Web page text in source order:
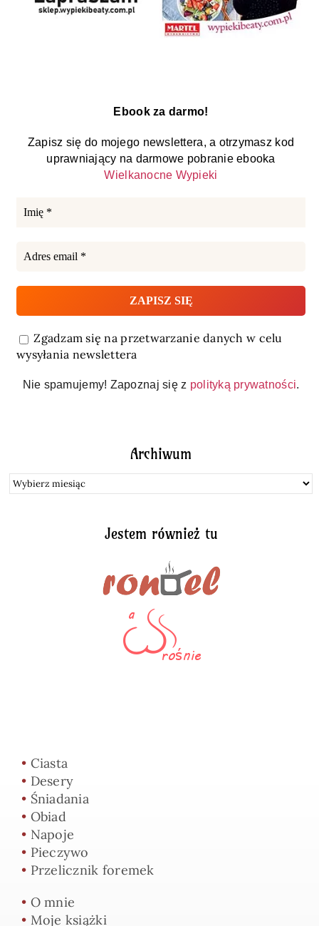
Ebook za darmo!
Zapisz się do mojego newslettera, a otrzymasz kod
uprawniający na darmowe pobranie ebooka
Wielkanocne Wypieki
Zgadzam się na przetwarzanie danych w celu
wysyłania newslettera
Nie spamujemy! Zapoznaj się z polityką prywatności.
Archiwum
Archiwum
Jestem również tu
• Ciasta
• Desery
• Śniadania
• Obiad
• Napoje
• Pieczywo
• Przelicznik foremek
• O mnie
• Moje książki